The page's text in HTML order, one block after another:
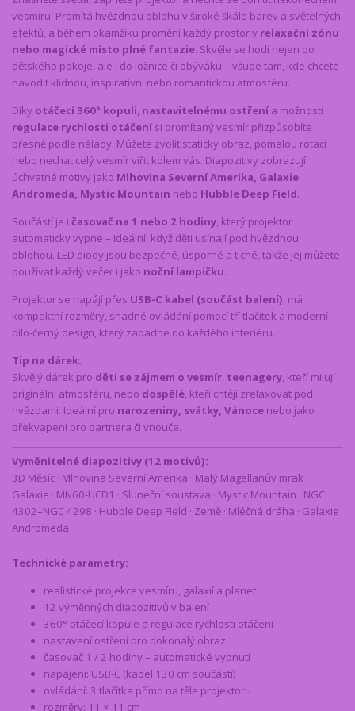
vesmíru. Promítá hvězdnou oblohu v široké škále barev a světelných
efektů, a během okamžiku promění každý prostor v relaxační zónu
nebo magické místo plné fantazie. Skvěle se hodí nejen do
dětského pokoje, ale i do ložnice či obýváku – všude tam, kde chcete
navodit klidnou, inspirativní nebo romantickou atmosféru.
Díky otáčecí 360° kopuli, nastavitelnému ostření a možnosti
regulace rychlosti otáčení si promítaný vesmír přizpůsobíte
přesně podle nálady. Můžete zvolit statický obraz, pomalou rotaci
nebo nechat celý vesmír vířit kolem vás. Diapozitivy zobrazují
úchvatné motivy jako Mlhovina Severní Amerika, Galaxie
Andromeda, Mystic Mountain nebo Hubble Deep Field.
Součástí je i časovač na 1 nebo 2 hodiny, který projektor
automaticky vypne – ideální, když děti usínají pod hvězdnou
oblohou. LED diody jsou bezpečné, úsporné a tiché, takže jej můžete
používat každý večer i jako noční lampičku.
Projektor se napájí přes USB-C kabel (součást balení), má
kompaktní rozměry, snadné ovládání pomocí tří tlačítek a moderní
bílo-černý design, který zapadne do každého interiéru.
Tip na dárek:
Skvělý dárek pro děti se zájmem o vesmír, teenagery, kteří milují
originální atmosféru, nebo dospělé, kteří chtějí zrelaxovat pod
hvězdami. Ideální pro narozeniny, svátky, Vánoce nebo jako
překvapení pro partnera či vnouče.
Vyměnitelné diapozitivy (12 motivů):
3D Měsíc · Mlhovina Severní Amerika · Malý Magellanův mrak ·
Galaxie · MN60-UCD1 · Sluneční soustava · Mystic Mountain · NGC
4302–NGC 4298 · Hubble Deep Field · Země · Mléčná dráha · Galaxie
Andromeda
Technické parametry:
realistické projekce vesmíru, galaxií a planet
12 výměnných diapozitivů v balení
360° otáčecí kopule a regulace rychlosti otáčení
nastavení ostření pro dokonalý obraz
časovač 1 / 2 hodiny – automatické vypnutí
napájení: USB-C (kabel 130 cm součástí)
ovládání: 3 tlačítka přímo na těle projektoru
rozměry: 11 × 11 cm